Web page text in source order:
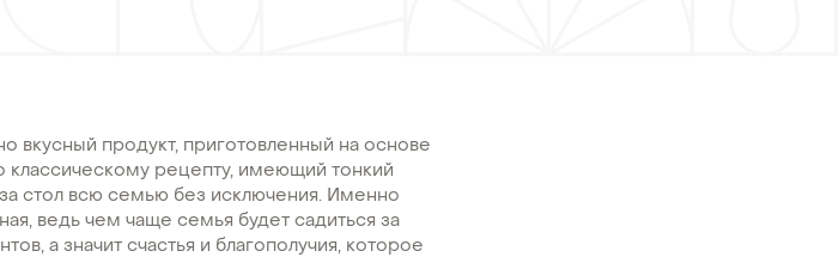
вкусный продукт, приготовленный на основе
классическому рецепту, имеющий тонкий
стол всю семью без исключения. Именно
ведь чем чаще семья будет садиться за
а значит счастья и благополучия, которое